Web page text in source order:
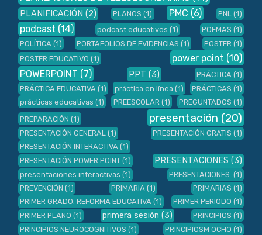
PLANIFICACIÓN (2) PLANOS (1) PMC (6) PNL (1)
podcast (14) podcast educativos (1) POEMAS (1)
POLÍTICA (1) PORTAFOLIOS DE EVIDENCIAS (1) POSTER (1)
POSTER EDUCATIVO (1) power point (10)
POWERPOINT (7) PPT (3) PRÁCTICA (1)
PRÁCTICA EDUCATIVA (1) práctica en línea (1) PRÁCTICAS (1)
prácticas educativas (1) PREESCOLAR (1) PREGUNTADOS (1)
PREPARACIÓN (1) presentación (20)
PRESENTACIÓN GENERAL (1) PRESENTACIÓN GRATIS (1)
PRESENTACIÓN INTERACTIVA (1)
PRESENTACIÓN POWER POINT (1) PRESENTACIONES (3)
presentaciones interactivas (1) PRESENTACIONES. (1)
PREVENCIÓN (1) PRIMARIA (1) PRIMARIAS (1)
PRIMER GRADO. REFORMA EDUCATIVA (1) PRIMER PERIODO (1)
PRIMER PLANO (1) primera sesión (3) PRINCIPIOS (1)
PRINCIPIOS NEUROCOGNITIVOS (1) PRINCIPIOSM OCHO (1)